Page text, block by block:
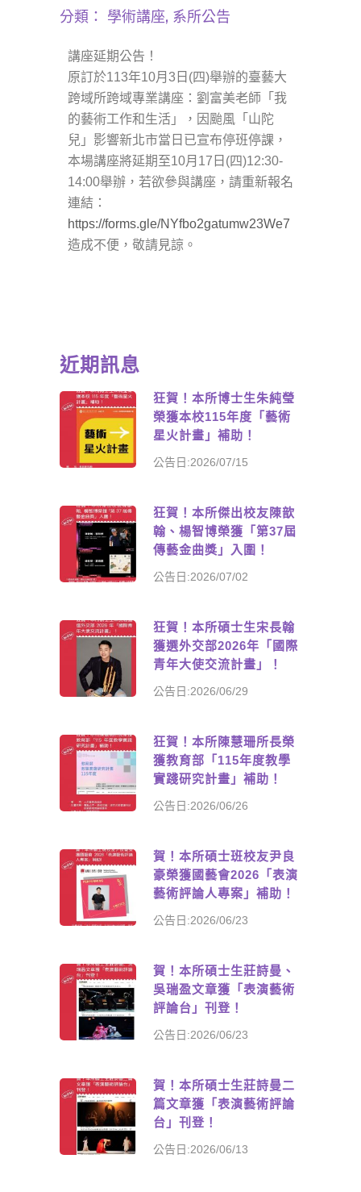
分類： 學術講座, 系所公告
講座延期公告！
原訂於113年10月3日(四)舉辦的臺藝大
跨域所跨域專業講座：劉富美老師「我
的藝術工作和生活」，因颱風「山陀
兒」影響新北市當日已宣布停班停課，
本場講座將延期至10月17日(四)12:30-
14:00舉辦，若欲參與講座，請重新報名
連結：
https://forms.gle/NYfbo2gatumw23We7
造成不便，敬請見諒。
近期訊息
狂賀！本所博士生朱純瑩
榮獲本校115年度「藝術
星火計畫」補助！
公告日:2026/07/15
狂賀！本所傑出校友陳歆
翰、楊智博榮獲「第37屆
傳藝金曲獎」入圍！
公告日:2026/07/02
狂賀！本所碩士生宋長翰
獲選外交部2026年「國際
青年大使交流計畫」！
公告日:2026/06/29
狂賀！本所陳慧珊所長榮
獲教育部「115年度教學
實踐研究計畫」補助！
公告日:2026/06/26
賀！本所碩士班校友尹良
豪榮獲國藝會2026「表演
藝術評論人專案」補助！
公告日:2026/06/23
賀！本所碩士生莊詩曼、
吳瑞盈文章獲「表演藝術
評論台」刊登！
公告日:2026/06/23
賀！本所碩士生莊詩曼二
篇文章獲「表演藝術評論
台」刊登！
公告日:2026/06/13